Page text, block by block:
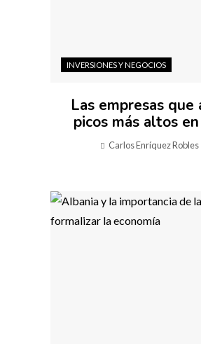
INVERSIONES Y NEGOCIOS
Las empresas que
picos más altos
Carlos Enríquez Robles